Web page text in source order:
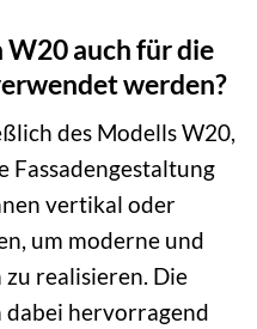
W20 auch für die
werden?
des Modells W20,
Fassadengestaltung
vertikal oder
um moderne und
realisieren. Die
hervorragend